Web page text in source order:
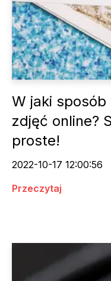
W jaki
zdjęć online?
proste!
2022-10-17 12:00:56
Przeczytaj